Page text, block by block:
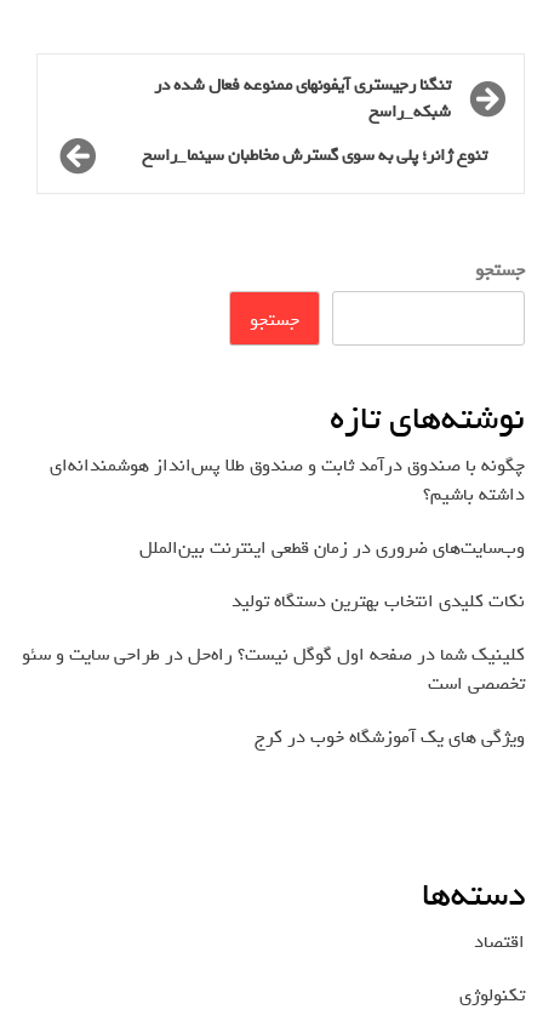
تنگنا رجیستری آیفونهای ممنوعه فعال شده در
شبکه_راسخ
تنوع ژانر؛ پلی به سوی گسترش مخاطبان سینما_راسخ
جستجو
جستجو
نوشته‌های تازه
چگونه با صندوق درآمد ثابت و صندوق طلا پس‌انداز هوشمندانه‌ای
داشته باشیم؟
وب‌سایت‌های ضروری در زمان قطعی اینترنت بین‌الملل
نکات کلیدی انتخاب بهترین دستگاه تولید
کلینیک شما در صفحه اول گوگل نیست؟ راه‌حل در طراحی سایت و سئو
تخصصی است
ویژگی های یک آموزشگاه خوب در کرج
دسته‌ها
اقتصاد
تکنولوژی